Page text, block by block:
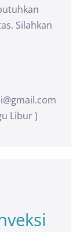
Silahkan
Libur )